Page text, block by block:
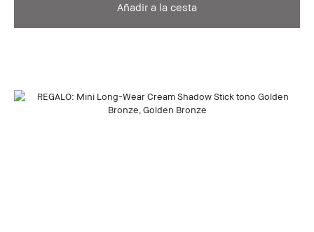
Añadir a la cesta